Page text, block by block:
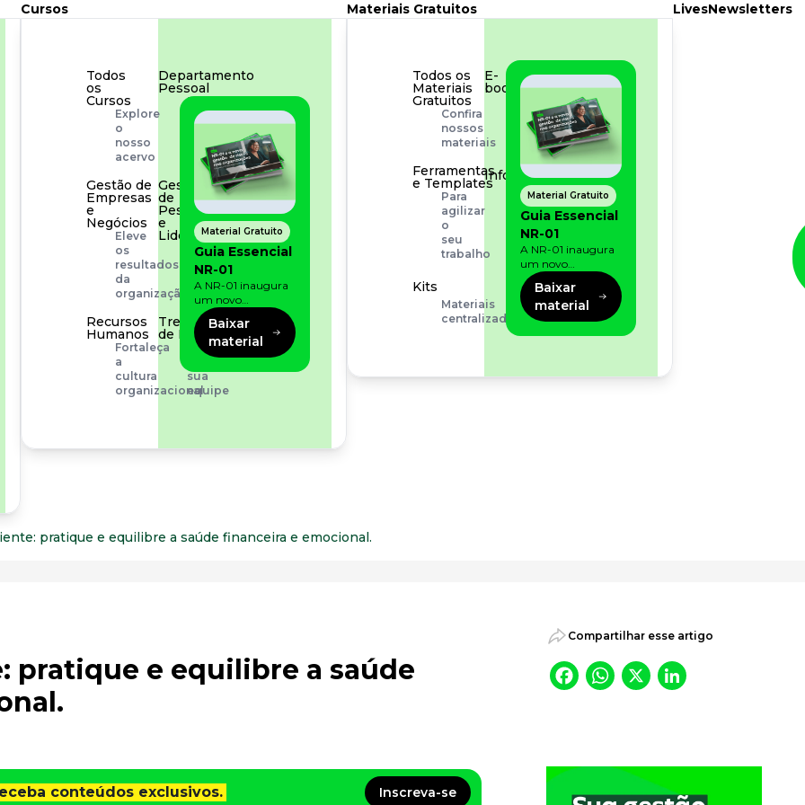
Cursos
Todos
os
Cursos
Explore
o
nosso
acervo
Departamento
Pessoal
Para
simplificar
processos
Gestão de
Empresas
e
Negócios
Eleve
os
resultados
da
organização
Gestão
de
Pessoas
e
Liderança
Capacitação
com
especialistas
Recursos
Humanos
Fortaleça
a
cultura
organizacional
Treinamento
de Produto
Desenvolva
sua
equipe
Material Gratuito
Guia Essencial
NR-01
A NR-01 inaugura
um novo
momento na
prevenção de riscos:
agora, além dos
fatores físicos e
operacionais, as
empresas precisam
olhar também
Baixar
material
Materiais Gratuitos
Todos os
Materiais
Gratuitos
Confira
nossos
materiais
E-
book
Aprofunde
seu
conhecimento
Ferramentas
e Templates
Para
agilizar
o
seu
trabalho
Infográfico
Conteúdo
prático
rápido
Kits
Materiais
centralizados
Material Gratuito
Guia Essencial
NR-01
A NR-01 inaugura
um novo
momento na
prevenção de riscos:
agora, além dos
fatores físicos e
operacionais, as
para os riscos
Baixar
material
LivesNewsletters
pratique e equilibre a saúde financeira e emocional.
pratique e equilibre a saúde
conteúdos exclusivos. Inscreva-se
Compartilhar esse artigo
Facebook
WhatsApp
X